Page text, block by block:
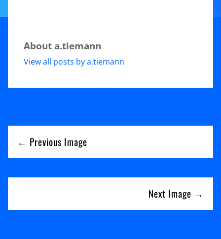
About a.tiemann
View all posts by a.tiemann
← Previous Image
Next Image →